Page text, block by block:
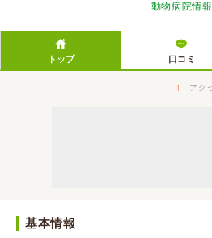
動物病院情
トップ 口コミ
↑ アク
基本情報